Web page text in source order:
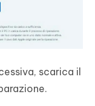
scarica il